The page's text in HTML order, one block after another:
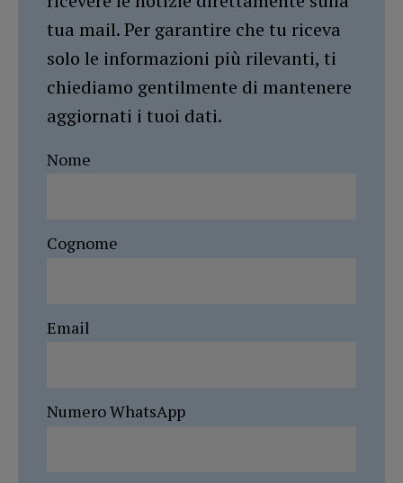
tua mail. Per garantire che tu riceva
solo le informazioni più rilevanti, ti
chiediamo gentilmente di mantenere
aggiornati i tuoi dati.
Nome
Cognome
Email
Numero WhatsApp